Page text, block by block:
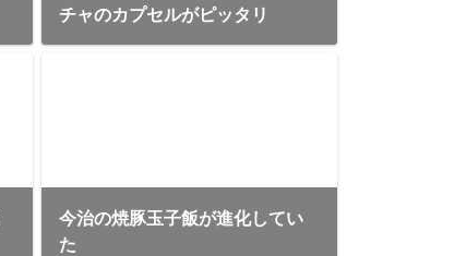
チャのカプセルがピッタリ
今治の焼豚玉子飯が進化してい
た